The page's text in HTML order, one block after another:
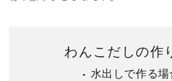
わんこだしの作
- 水出しで作る場